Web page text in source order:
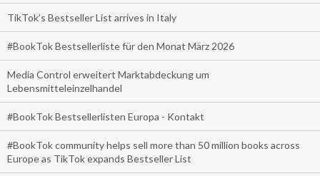
TikTok’s Bestseller List arrives in Italy
#BookTok Bestsellerliste für den Monat März 2026
Media Control erweitert Marktabdeckung um
Lebensmitteleinzelhandel
#BookTok Bestsellerlisten Europa - Kontakt
#BookTok community helps sell more than 50 million books across
Europe as TikTok expands Bestseller List